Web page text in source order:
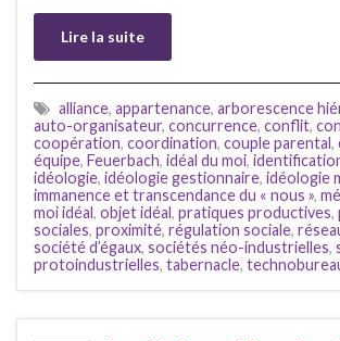
Lire la suite
alliance, appartenance, arborescence
auto-organisateur, concurrence, conflit,
coopération, coordination, couple parental,
équipe, Feuerbach, idéal du moi,
idéologie, idéologie gestionnaire, idéologie
immanence et transcendance du « nous »,
moi idéal, objet idéal, pratiques productives,
sociales, proximité, régulation sociale,
société d’égaux, sociétés néo-industrielles,
protoindustrielles, tabernacle,